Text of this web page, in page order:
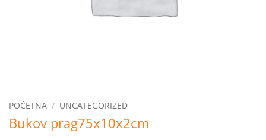
POČETNA / UNCATEGORIZED
Bukov prag75x10x2cm